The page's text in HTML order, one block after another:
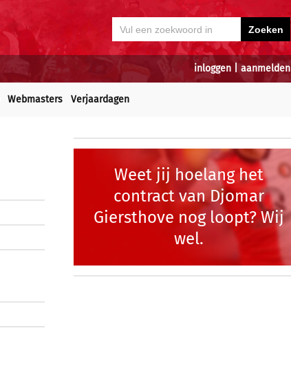
inloggen aanmelden
Webmasters Verjaardagen
Weet jij hoelang het
contract van Djomar
Giersthove nog loopt? Wij
wel.